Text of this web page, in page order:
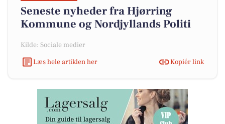
Seneste nyheder fra Hjørring
Kommune og Nordjyllands Politi
Kilde: Sociale medier
Læs hele artiklen her
Kopiér link